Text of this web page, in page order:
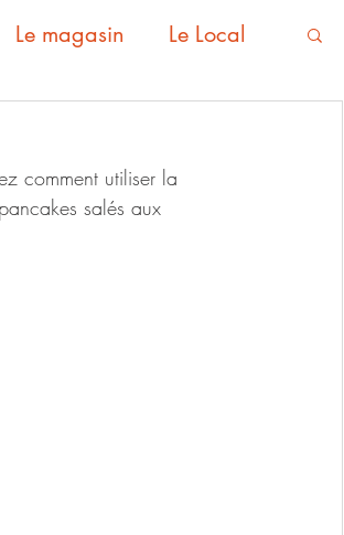
Le magasin Le Local
comment utiliser la
salés aux